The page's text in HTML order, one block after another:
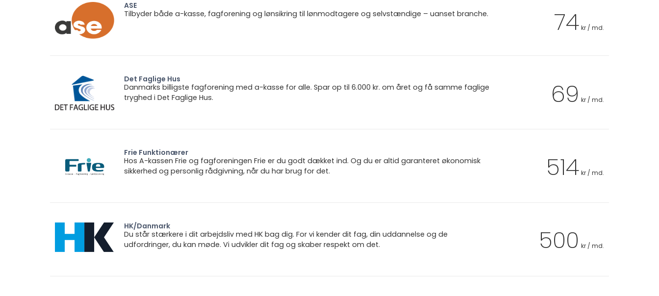
ASE
Tilbyder både a-kasse, fagforening og lønsikring til lønmodtagere og selvstændige – uanset branche.
74 kr / md.
Det Faglige Hus
Danmarks billigste fagforening med a-kasse for alle. Spar op til 6.000 kr. om året og få samme faglige
tryghed i Det Faglige Hus.
69 kr / md.
Frie Funktionærer
Hos A-kassen Frie og fagforeningen Frie er du godt dækket ind. Og du er altid garanteret økonomisk
sikkerhed og personlig rådgivning, når du har brug for det.
514 kr / md.
HK/Danmark
Du står stærkere i dit arbejdsliv med HK bag dig. For vi kender dit fag, din uddannelse og de
udfordringer, du kan møde. Vi udvikler dit fag og skaber respekt om det.
500 kr / md.